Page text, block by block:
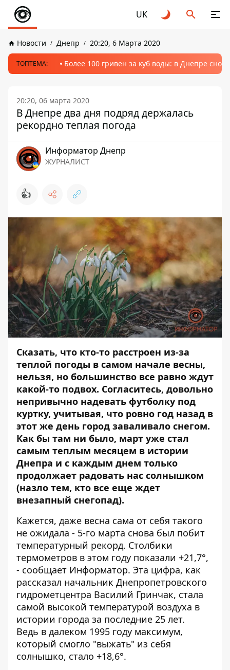
UK
Новости Днепр 20:20, 6 Марта 2020
ТОПТЕМА: Более 100 гривен за куб воды: в Днепре
20:20, 06 марта 2020
В Днепре два дня подряд держалась
рекордно теплая погода
Информатор Днепр
ЖУРНАЛИСТ
👍
Сказать, что кто-то расстроен из-за
теплой погоды в самом начале весны,
нельзя, но большинство все равно ждут
какой-то подвох. Согласитесь, довольно
непривычно надевать футболку под
куртку, учитывая, что ровно год назад в
этот же день город заваливало снегом.
Как бы там ни было, март уже стал
самым теплым месяцем в истории
Днепра и с каждым днем только
продолжает радовать нас солнышком
(назло тем, кто все еще ждет
внезапный снегопад).
Кажется, даже весна сама от себя такого
не ожидала - 5-го марта снова был побит
температурный рекорд. Столбики
термометров в этом году показали +21,7°,
- сообщает Информатор. Эта цифра, как
рассказал начальник Днепропетровского
гидрометцентра Василий Гринчак, стала
самой высокой температурой воздуха в
истории города за последние 25 лет.
Ведь в далеком 1995 году максимум,
который смогло "выжать" из себя
солнышко, стало +18,6°.